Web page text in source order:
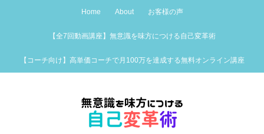
Home About お客様の声
【全7回動画講座】無意識を味方につける自己変革術
【コーチ向け】高単価コーチで月100万を達成する無料オンライン講座